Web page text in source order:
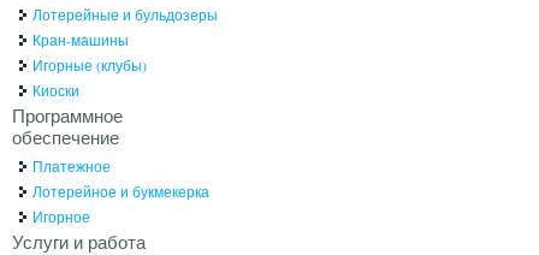
Лотерейные и бульдозеры
Кран-машины
Игорные (клубы)
Киоски
Программное
обеспечение
Платежное
Лотерейное и букмекерка
Игорное
Услуги и работа